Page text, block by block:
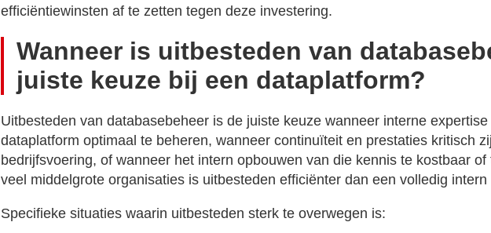
efficiëntiewinsten af te zetten tegen deze investering.
Wanneer is uitbesteden van
juiste keuze bij een dataplatform?
Uitbesteden van databasebeheer is de juiste keuze wanneer interne
dataplatform optimaal te beheren, wanneer continuïteit en prestaties kritisch
bedrijfsvoering, of wanneer het intern opbouwen van die kennis te kostbaar
veel middelgrote organisaties is uitbesteden efficiënter dan een volledig
Specifieke situaties waarin uitbesteden sterk te overwegen is: